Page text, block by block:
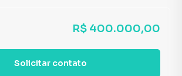
R$ 400.000,00
Solicitar contato